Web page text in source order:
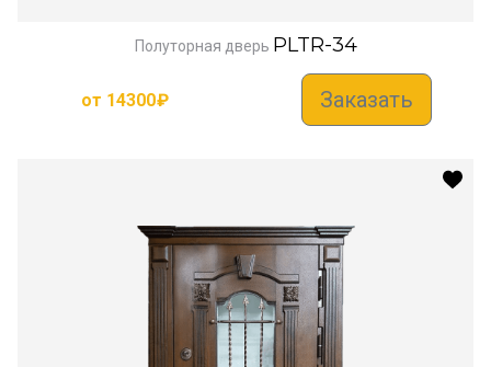
Полуторная дверь PLTR-34
от 14300₽ Заказать